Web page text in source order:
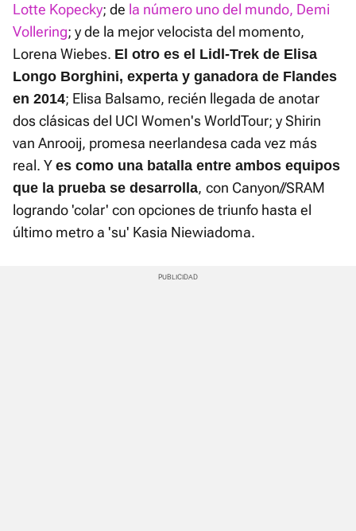
Lotte Kopecky; de la número uno del mundo, Demi
Vollering; y de la mejor velocista del momento,
Lorena Wiebes. El otro es el Lidl-Trek de Elisa
Longo Borghini, experta y ganadora de Flandes
en 2014; Elisa Balsamo, recién llegada de anotar
dos clásicas del UCI Women's WorldTour; y Shirin
van Anrooij, promesa neerlandesa cada vez más
real. Y es como una batalla entre ambos equipos
que la prueba se desarrolla, con Canyon//SRAM
logrando 'colar' con opciones de triunfo hasta el
último metro a 'su' Kasia Niewiadoma.